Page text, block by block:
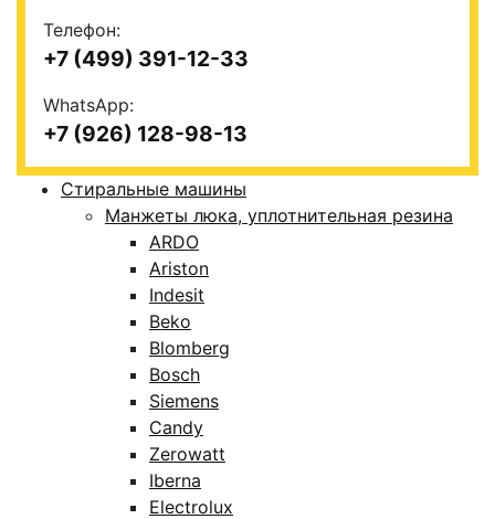
Телефон:
+7 (499) 391-12-33
WhatsApp:
+7 (926) 128-98-13
Стиральные машины
Манжеты люка, уплотнительная резина
ARDO
Ariston
Indesit
Beko
Blomberg
Bosch
Siemens
Candy
Zerowatt
Iberna
Electrolux